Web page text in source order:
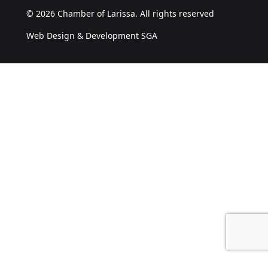
© 2026 Chamber of Larissa. All rights reserved
Web Design & Development SGA